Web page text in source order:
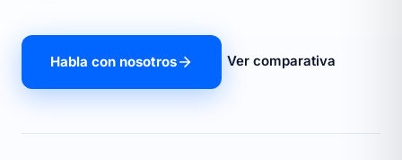
Habla con nosotros Ver comparativa